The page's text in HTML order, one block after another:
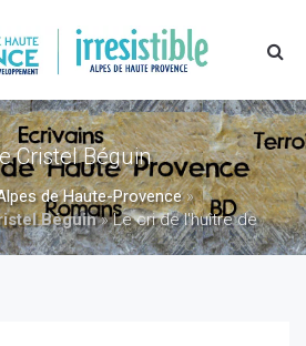
Cristel Béguin
de Haute-Provence»
Béguin»Le cri de l'huître de